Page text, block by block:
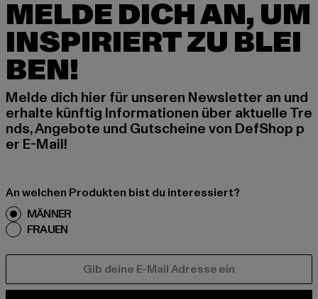
MELDE DICH AN, UM
INSPIRIERT ZU BLEI
BEN!
Melde dich hier für unseren Newsletter an und
erhalte künftig Informationen über aktuelle Tre
nds, Angebote und Gutscheine von DefShop p
er E-Mail!
An welchen Produkten bist du interessiert?
MÄNNER
FRAUEN